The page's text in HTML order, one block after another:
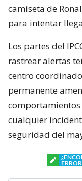
camiseta de
para intentar
Los partes del
rastrear alertas
centro
permanente
cualquier
seguridad del